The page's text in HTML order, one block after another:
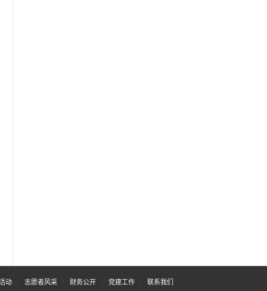
动 志愿者风采 财务公开 党建工作 联系我们